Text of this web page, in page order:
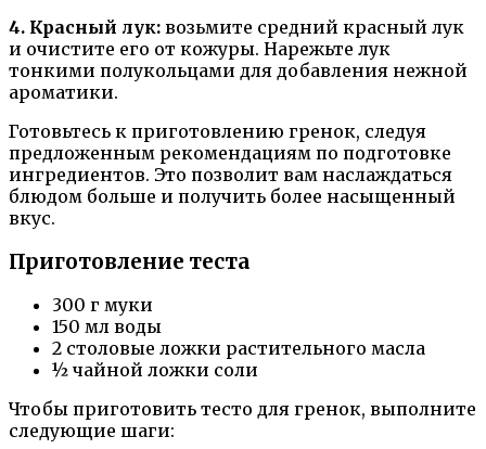
4. Красный лук: возьмите средний красный лук
и очистите его от кожуры. Нарежьте лук
тонкими полукольцами для добавления нежной
ароматики.
Готовьтесь к приготовлению гренок, следуя
предложенным рекомендациям по подготовке
ингредиентов. Это позволит вам наслаждаться
блюдом больше и получить более насыщенный
вкус.
Приготовление теста
300 г муки
150 мл воды
2 столовые ложки растительного масла
½ чайной ложки соли
Чтобы приготовить тесто для гренок, выполните
следующие шаги: